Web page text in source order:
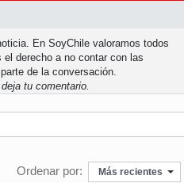
En SoyChile valoramos todos
derecho a no contar con las
de la conversación.
tu comentario.
Ordenar por: Más recientes